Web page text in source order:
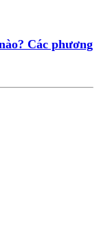
Các phương